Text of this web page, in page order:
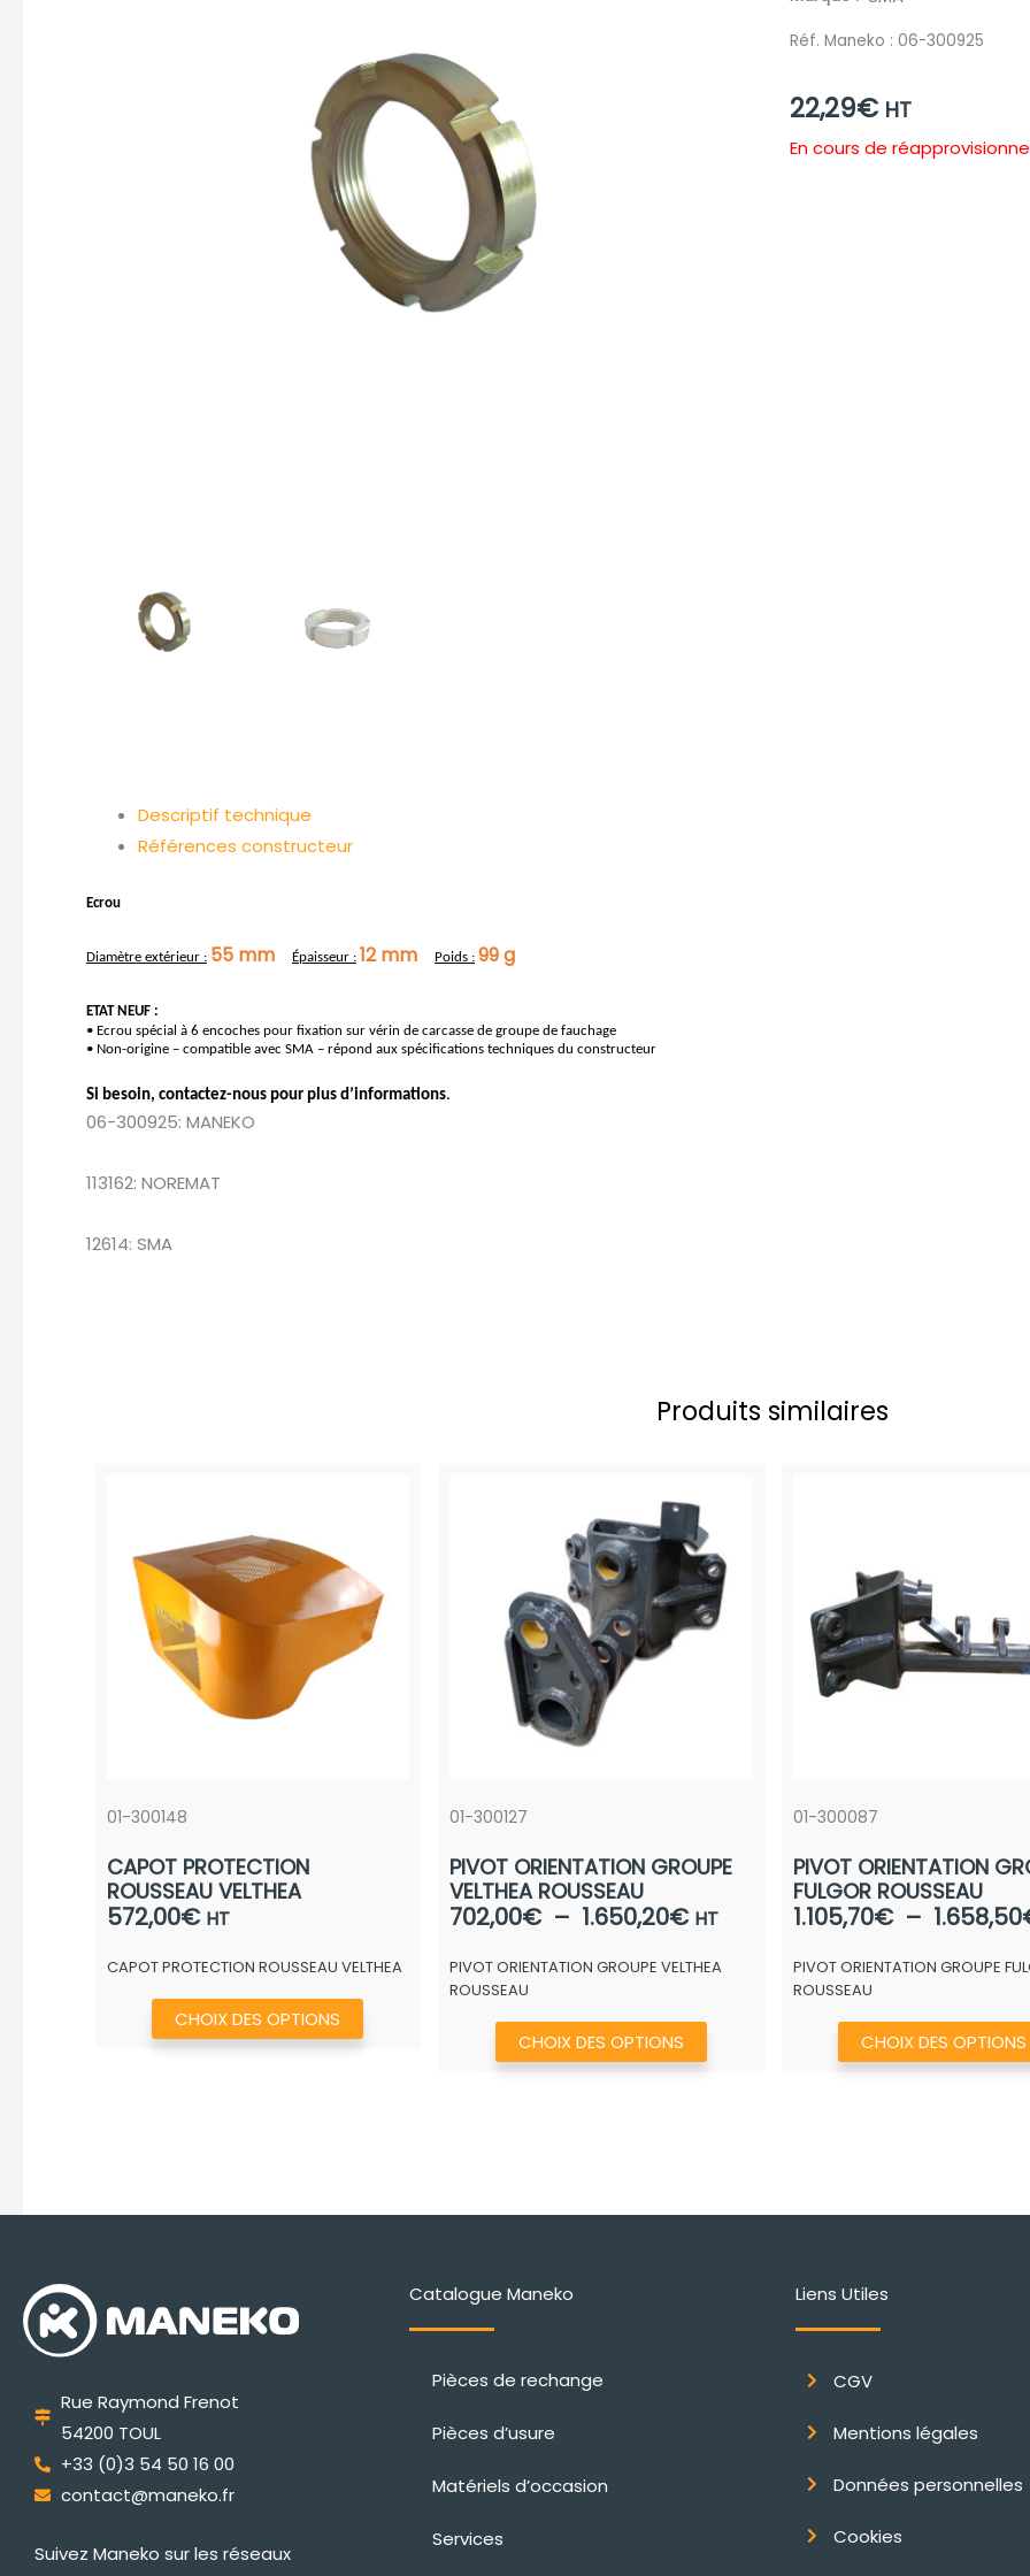
Réf. Maneko : 06-300925
22,29€ HT
En cours de
Descriptif technique
Références constructeur
Ecrou
Diamètre extérieur : 55 mm Épaisseur : 12 mm Poids : 99 g
ETAT NEUF :
• Ecrou spécial à 6 encoches pour fixation sur vérin de carcasse de groupe de fauchage
• Non-origine – compatible avec SMA – répond aux spécifications techniques du constructeur
Si besoin, contactez-nous pour plus d’informations.
06-300925: MANEKO
113162: NOREMAT
12614: SMA
Produits similaires
01-300148
CAPOT PROTECTION
ROUSSEAU VELTHEA
572,00€ HT
CAPOT PROTECTION ROUSSEAU VELTHEA
CHOIX DES OPTIONS
Ce
produit
peuvent
choisies
01-300127
PIVOT ORIENTATION GROUPE
VELTHEA ROUSSEAU
702,00€ – 1.650,20€Plage
prix :
à
1.650,20€
HT
PIVOT ORIENTATION GROUPE VELTHEA
ROUSSEAU
CHOIX DES OPTIONS
Ce
produit
options
01-300087
PIVOT ORIENTATION
FULGOR ROUSSEAU
1.105,70€ – 1.658,50
PIVOT ORIENTATION GROUPE
ROUSSEAU
CHOIX DES OPTIONS
Rue Raymond Frenot
54200 TOUL
+33 (0)3 54 50 16 00
contact@maneko.fr
Suivez Maneko sur les réseaux
Liens Utiles
CGV
Mentions légales
Données personnelles
Cookies
Catalogue Maneko
Pièces de rechange
Pièces d’usure
Matériels d’occasion
Services